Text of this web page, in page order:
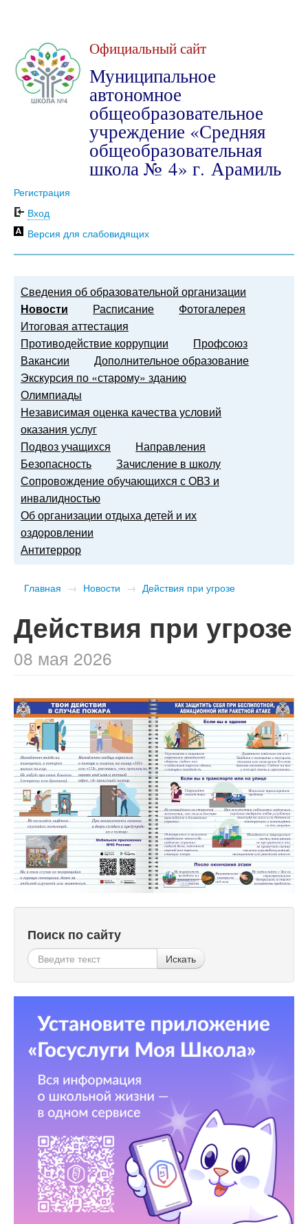
Официальный сайт
Муниципальное
автономное
общеобразовательное
учреждение «Средняя
общеобразовательная
школа № 4» г. Арамиль
Регистрация
Вход
Версия для слабовидящих
Сведения об образовательной организации
Новости
Расписание
Фотогалерея
Итоговая аттестация
Противодействие коррупции
Профсоюз
Вакансии
Дополнительное образование
Экскурсия по «старому» зданию
Олимпиады
Независимая оценка качества условий
оказания услуг
Подвоз учащихся
Направления
Безопасность
Зачисление в школу
Сопровождение обучающихся с ОВЗ и
инвалидностью
Об организации отдыха детей и их
оздоровлении
Антитеррор
Главная → Новости → Действия при угрозе
Действия при угрозе
08 мая 2026
Поиск по сайту
Искать